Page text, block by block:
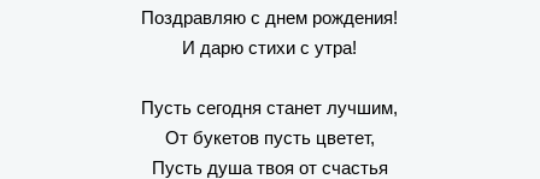
Поздравляю с днем рождения!
И дарю стихи с утра!
Пусть сегодня станет лучшим,
От букетов пусть цветет,
Пусть душа твоя от счастья